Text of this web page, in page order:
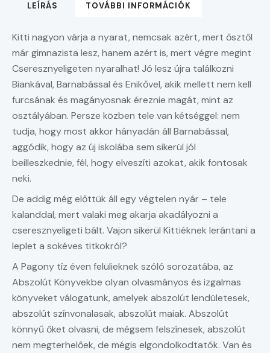
LEÍRÁS TOVÁBBI INFORMÁCIÓK
Kitti nagyon várja a nyarat, nemcsak azért, mert ősztől
már gimnazista lesz, hanem azért is, mert végre megint
Cseresznyeligeten nyaralhat! Jó lesz újra találkozni
Biankával, Barnabással és Enikővel, akik mellett nem kell
furcsának és magányosnak éreznie magát, mint az
osztályában. Persze közben tele van kétséggel: nem
tudja, hogy most akkor hányadán áll Barnabással,
aggódik, hogy az új iskolába sem sikerül jól
beilleszkednie, fél, hogy elveszíti azokat, akik fontosak
neki.
De addig még előttük áll egy végtelen nyár – tele
kalanddal, mert valaki meg akarja akadályozni a
cseresznyeligeti bált. Vajon sikerül Kittiéknek lerántani a
leplet a sokéves titkokról?
A Pagony tíz éven felülieknek szóló sorozatába, az
Abszolút Könyvekbe olyan olvasmányos és izgalmas
könyveket válogatunk, amelyek abszolút lendületesek,
abszolút színvonalasak, abszolút maiak. Abszolút
könnyű őket olvasni, de mégsem felszínesek, abszolút
nem megterhelőek, de mégis elgondolkodtatók. Van és